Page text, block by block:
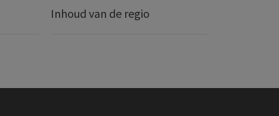
Inhoud van de regio